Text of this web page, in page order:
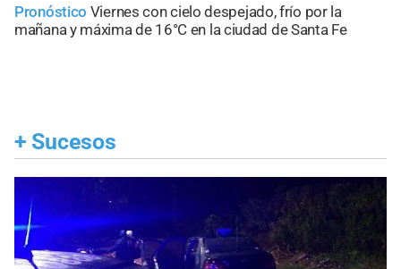
Pronóstico Viernes con cielo despejado, frío por la
mañana y máxima de 16°C en la ciudad de Santa Fe
+ Sucesos